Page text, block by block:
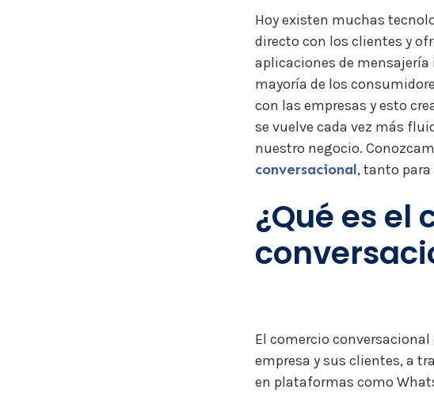
Hoy existen muchas
directo con los clientes y
aplicaciones de
mayoría de los
con las empresas y esto
se vuelve cada vez más
nuestro negocio.
conversacional, tanto
¿Qué es el
El comercio conversacional
empresa y sus clientes, a
en plataformas como